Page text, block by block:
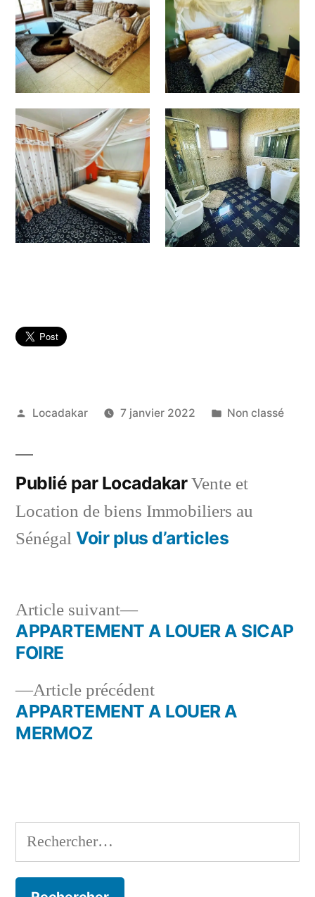
Publié
Locadakar 7 janvier 2022
Publié
Non classé
Publié par LocadakarVente et
Location de biens Immobiliers au
Sénégal Voir plus d’articles
Navigation
l’article
Article précédentArticle
précédent :
APPARTEMENT A LOUER A
MERMOZ
Article suivant
Article
suivant :
APPARTEMENT A LOUER A SICAP
FOIRE
Rechercher :